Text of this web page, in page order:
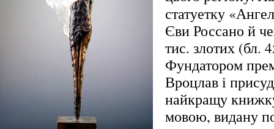
статуетку
Єви Россано й
тис. злотих (бл.
Фундатором
Вроцлав і
найкращу
мовою, видану